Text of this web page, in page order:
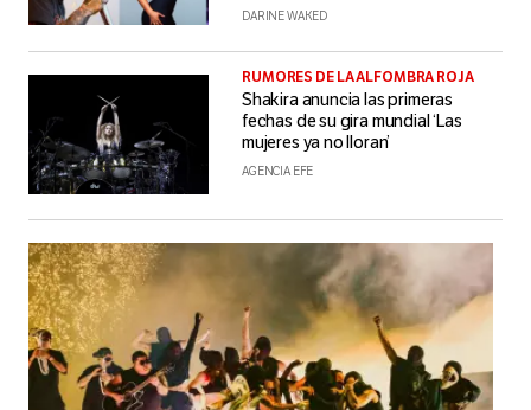
DARINE WAKED
RUMORES DE LA ALFOMBRA ROJA
Shakira anuncia las primeras
fechas de su gira mundial ‘Las
mujeres ya no lloran’
AGENCIA EFE